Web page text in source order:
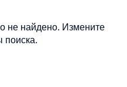
не найдено. Измените
поиска.